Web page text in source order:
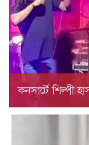
কনসার্টে শিল্পী